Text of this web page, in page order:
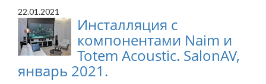
22.01.2021
Инсталляция с
компонентами Naim и
Totem Acoustic. SalonAV,
январь 2021.